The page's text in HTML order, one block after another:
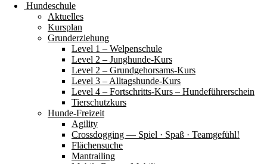
Hundeschule
Aktuelles
Kursplan
Grunderziehung
Level 1 – Welpenschule
Level 2 – Junghunde-Kurs
Level 2 – Grundgehorsams-Kurs
Level 3 – Alltagshunde-Kurs
Level 4 – Fortschritts-Kurs – Hundeführerschein
Tierschutzkurs
Hunde-Freizeit
Agility
Crossdogging — Spiel · Spaß · Teamgefühl!
Flächensuche
Mantrailing